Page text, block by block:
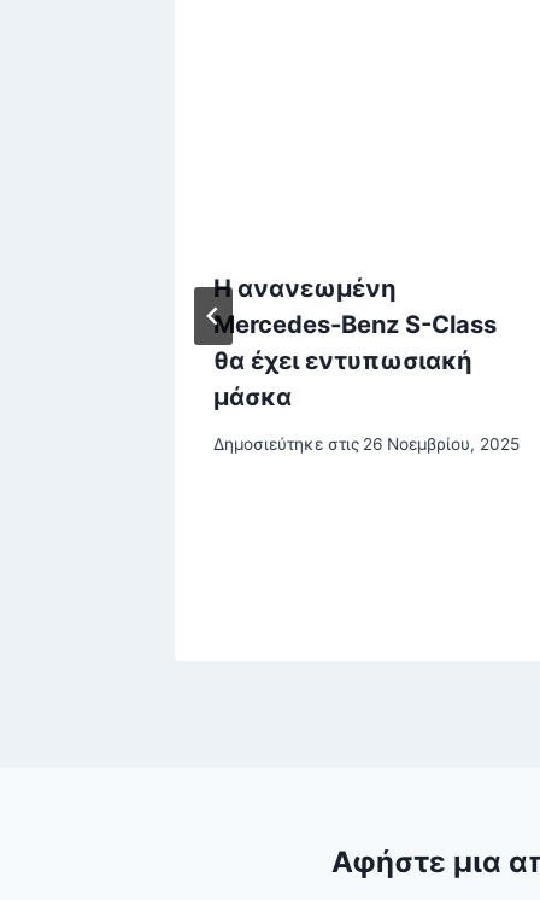
Η ανανεωμένη
Mercedes-Benz S-Class
θα έχει εντυπωσιακή
μάσκα
Δημοσιεύτηκε στις 26 Νοεμβρίου, 2025
Αφήστε μια